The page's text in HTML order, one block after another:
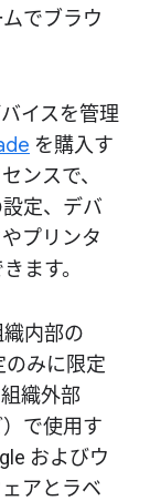
でブラウ
イスを管理
を購入す
ンスで、
定、デバ
プリンタ
ます。
内部の
のみに限定
織外部
で使用す
およびウ
アとラベ